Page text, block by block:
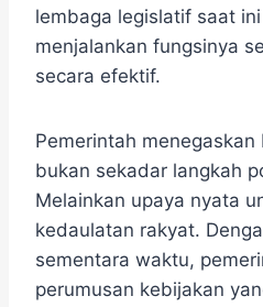
lembaga legislatif saat
menjalankan fungsinya
secara efektif.
Pemerintah
bukan sekadar langkah
Melainkan upaya nyata
kedaulatan rakyat.
sementara waktu,
perumusan kebijakan